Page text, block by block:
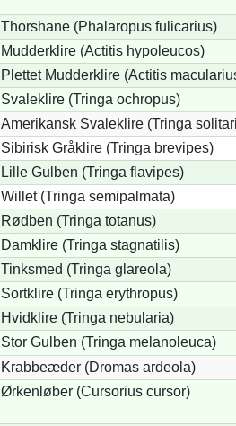
Thorshane (Phalaropus fulicarius)
Mudderklire (Actitis hypoleucos)
Plettet Mudderklire (Actitis
Svaleklire (Tringa ochropus)
Amerikansk Svaleklire (Tringa
Sibirisk Gråklire (Tringa brevipes)
Lille Gulben (Tringa flavipes)
Willet (Tringa semipalmata)
Rødben (Tringa totanus)
Damklire (Tringa stagnatilis)
Tinksmed (Tringa glareola)
Sortklire (Tringa erythropus)
Hvidklire (Tringa nebularia)
Stor Gulben (Tringa melanoleuca)
Krabbeæder (Dromas ardeola)
Ørkenløber (Cursorius cursor)